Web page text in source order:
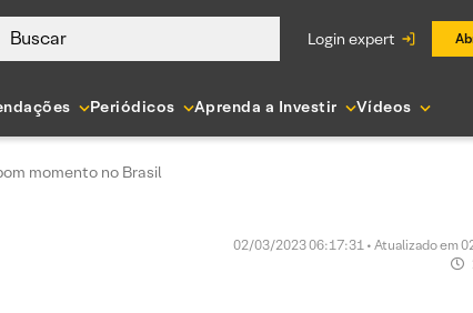
Buscar login expert
Periódicos Aprenda a Investir Vídeos
momento no Brasil
02/03/2023 06:17:31 • Atualizado em